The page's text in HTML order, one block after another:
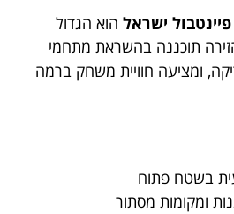
פיינטבול ישראל הוא הגדול
תוכננה בהשראת מתחמי
ומציעה חוויית משחק ברמה
בשטח פתוח
ומקומות מסתור